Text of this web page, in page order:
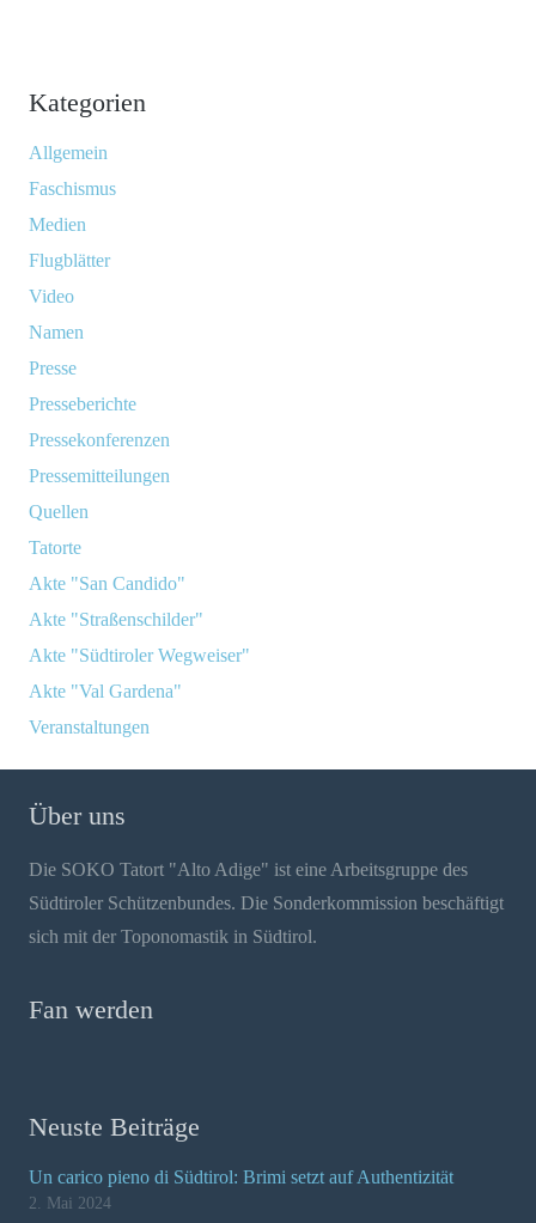
Kategorien
Allgemein
Faschismus
Medien
Flugblätter
Video
Namen
Presse
Presseberichte
Pressekonferenzen
Pressemitteilungen
Quellen
Tatorte
Akte "San Candido"
Akte "Straßenschilder"
Akte "Südtiroler Wegweiser"
Akte "Val Gardena"
Veranstaltungen
Über uns
Die SOKO Tatort "Alto Adige" ist eine Arbeitsgruppe des
Südtiroler Schützenbundes. Die Sonderkommission beschäftigt
sich mit der Toponomastik in Südtirol.
Fan werden
Neuste Beiträge
Un carico pieno di Südtirol: Brimi setzt auf Authentizität
2. Mai 2024